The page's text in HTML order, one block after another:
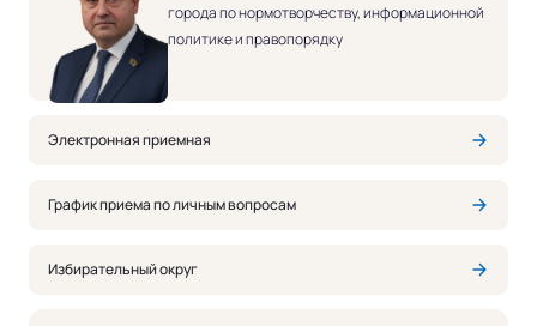
города по нормотворчеству, информационной
политике и правопорядку
Электронная приемная
График приема по личным вопросам
Избирательный округ